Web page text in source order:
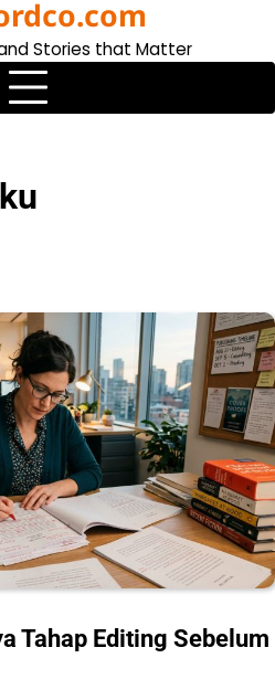
Stories that Matter
Tahap Editing Sebelum